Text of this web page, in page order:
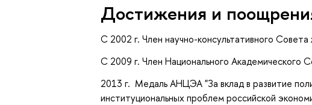
Достижения и
С 2002 г. Член научно-консультативного
С 2009 г. Член Национального Академического
2013 г. Медаль АНЦЭА "За вклад в развитие
институциональных проблем российской